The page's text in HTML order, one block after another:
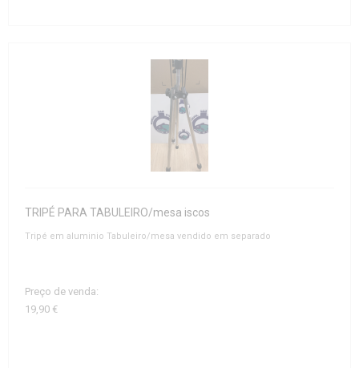
TRIPÉ PARA TABULEIRO/mesa iscos
Tripé em aluminio Tabuleiro/mesa vendido em separado
Preço de venda:
19,90 €